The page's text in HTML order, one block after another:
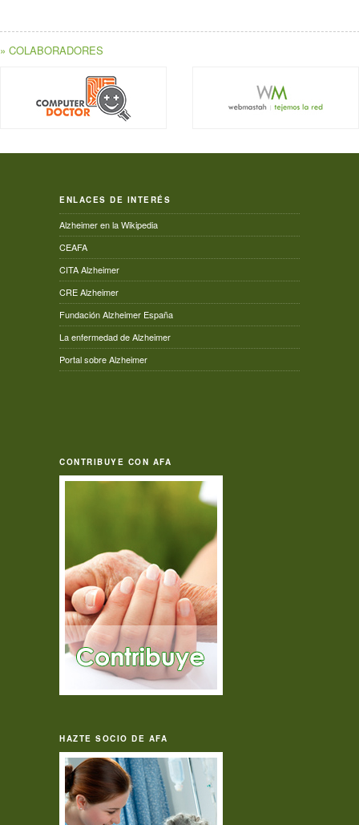
» COLABORADORES
ENLACES DE INTERÉS
Alzheimer en la Wikipedia
CEAFA
CITA Alzheimer
CRE Alzheimer
Fundación Alzheimer España
La enfermedad de Alzheimer
Portal sobre Alzheimer
CONTRIBUYE CON AFA
HAZTE SOCIO DE AFA